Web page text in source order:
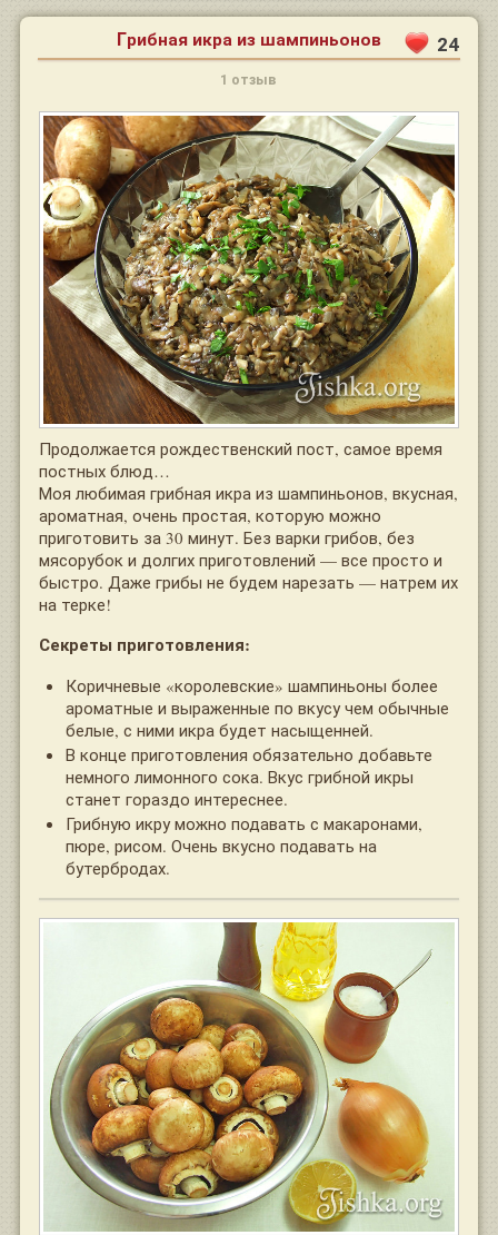
Грибная икра из шампиньонов 24
1 отзыв
Продолжается рождественский пост, самое время
постных блюд…
Моя любимая грибная икра из шампиньонов, вкусная,
ароматная, очень простая, которую можно
приготовить за 30 минут. Без варки грибов, без
мясорубок и долгих приготовлений — все просто и
быстро. Даже грибы не будем нарезать — натрем их
на терке!
Секреты приготовления:
Коричневые «королевские» шампиньоны более
ароматные и выраженные по вкусу чем обычные
белые, с ними икра будет насыщенней.
В конце приготовления обязательно добавьте
немного лимонного сока. Вкус грибной икры
станет гораздо интереснее.
Грибную икру можно подавать с макаронами,
пюре, рисом. Очень вкусно подавать на
бутербродах.